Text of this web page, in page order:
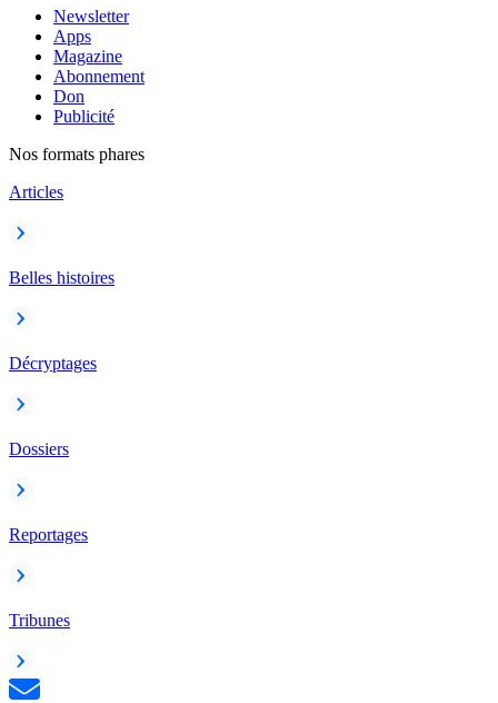
Newsletter
Apps
Magazine
Abonnement
Don
Publicité
Nos formats phares
Articles
Belles histoires
Décryptages
Dossiers
Reportages
Tribunes